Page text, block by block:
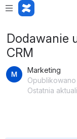
Dodawanie
CRM
Marketing
Ostatnia